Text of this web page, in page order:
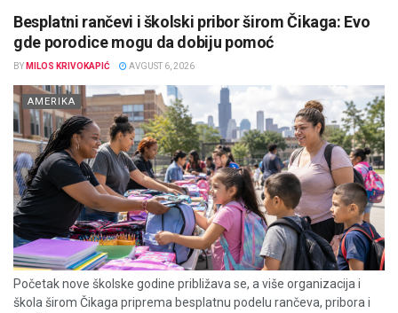
Besplatni rančevi i školski pribor širom Čikaga: Evo
gde porodice mogu da dobiju pomoć
BY MILOS KRIVOKAPIĆ AVGUST 6, 2026
AMERIKA
Početak nove školske godine približava se, a više organizacija i
škola širom Čikaga priprema besplatnu podelu rančeva, pribora i